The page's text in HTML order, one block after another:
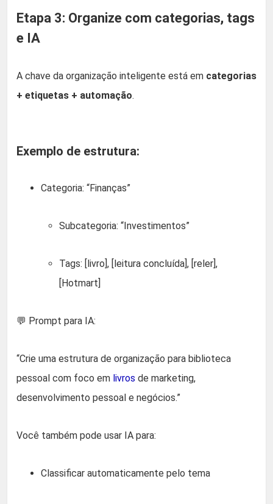
Etapa 3: Organize com categorias, tags
e IA
A chave da organização inteligente está em categorias
+ etiquetas + automação.
Exemplo de estrutura:
Categoria: “Finanças”
Subcategoria: “Investimentos”
Tags: [livro], [leitura concluída], [reler],
[Hotmart]
💬 Prompt para IA:
“Crie uma estrutura de organização para biblioteca
pessoal com foco em livros de marketing,
desenvolvimento pessoal e negócios.”
Você também pode usar IA para:
Classificar automaticamente pelo tema